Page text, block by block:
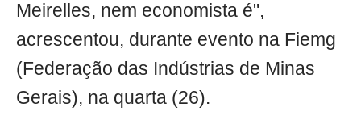
Meirelles, nem economista é",
acrescentou, durante evento na Fiemg
(Federação das Indústrias de Minas
Gerais), na quarta (26).